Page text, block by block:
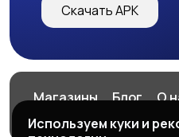
Скачать APK
Магазины Блог
О
Служба поддержки
Используем куки и